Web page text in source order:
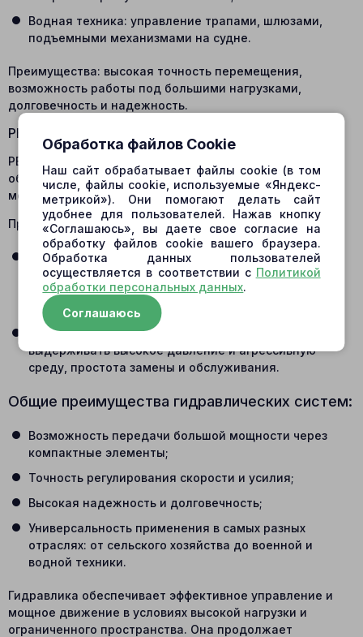
Водная техника: управление трапами, шлюзами,
подъемными механизмами на судне.
Преимущества: высокая точность перемещения,
возможность работы под большими нагрузками,
долговечность и надежность.
РВД (рукава высокого давления)
РВД соединяют все элементы гидросистемы,
обеспечивая передачу жидкости между насосами,
моторами и цилиндрами.
Примеры применения:
Практически во всех видах гидравлической техники:
экскаваторы, тракторы, комбайны, автокраны,
гидравлические прессы, подъемные платформы,
морские и речные суда.
Преимущества: гибкость, надежность, способность
выдерживать высокое давление и агрессивную
среду, простота замены и обслуживания.
Общие преимущества гидравлических систем:
Возможность передачи большой мощности через
компактные элементы;
Точность регулирования скорости и усилия;
Высокая надежность и долговечность;
Универсальность применения в самых разных
отраслях: от сельского хозяйства до военной и
водной техники.
Гидравлика обеспечивает эффективное управление и
мощное движение в условиях высокой нагрузки и
ограниченного пространства. Она продолжает
Обработка файлов Cookie
Наш сайт обрабатывает файлы cookie (в том
числе, файлы cookie, используемые «Яндекс-
метрикой»). Они помогают делать сайт
удобнее для пользователей. Нажав кнопку
«Соглашаюсь», вы даете свое согласие на
обработку файлов cookie вашего браузера.
Обработка данных пользователей
осуществляется в соответствии с Политикой
обработки персональных данных.
Соглашаюсь